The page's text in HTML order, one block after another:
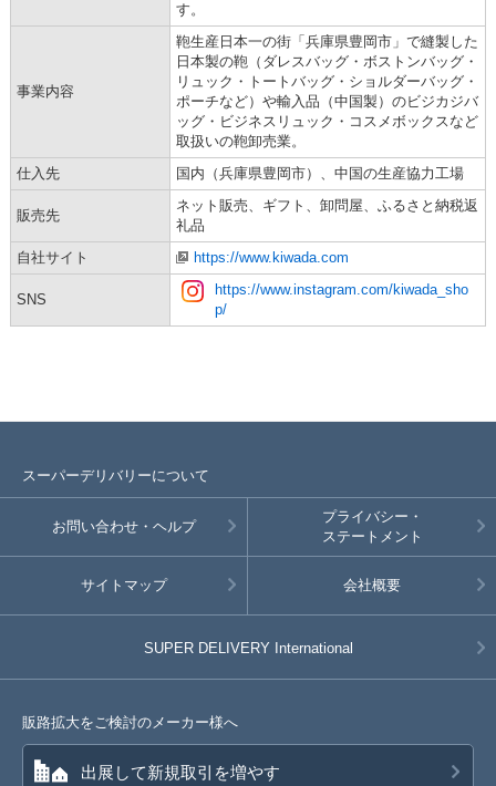
す。
事業内容
鞄生産日本一の街「兵庫県豊岡市」で縫製した
日本製の鞄（ダレスバッグ・ボストンバッグ・
リュック・トートバッグ・ショルダーバッグ・
ポーチなど）や輸入品（中国製）のビジカジバ
ッグ・ビジネスリュック・コスメボックスなど
取扱いの鞄卸売業。
仕入先
国内（兵庫県豊岡市）、中国の生産協力工場
販売先
ネット販売、ギフト、卸問屋、ふるさと納税返
礼品
自社サイト
https://www.kiwada.com
SNS
https://www.instagram.com/kiwada_sho
p/
スーパーデリバリーについて
お問い合わせ・ヘルプ
プライバシー・
ステートメント
サイトマップ 会社概要
SUPER DELIVERY International
販路拡大をご検討のメーカー様へ
出展して新規取引を増やす